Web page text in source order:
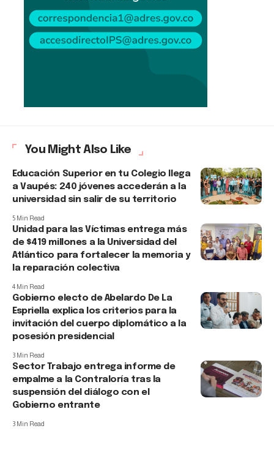
You Might Also Like
Educación Superior en tu Colegio llega
a Vaupés: 240 jóvenes accederán a la
universidad sin salir de su territorio
5 Min Read
Unidad para las Víctimas entrega más
de $419 millones a la Universidad del
Atlántico para fortalecer la memoria y
la reparación colectiva
4 Min Read
Gobierno electo de Abelardo De La
Espriella explica los criterios para la
invitación del cuerpo diplomático a la
posesión presidencial
3 Min Read
Sector Trabajo entrega informe de
empalme a la Contraloría tras la
suspensión del diálogo con el
Gobierno entrante
3 Min Read